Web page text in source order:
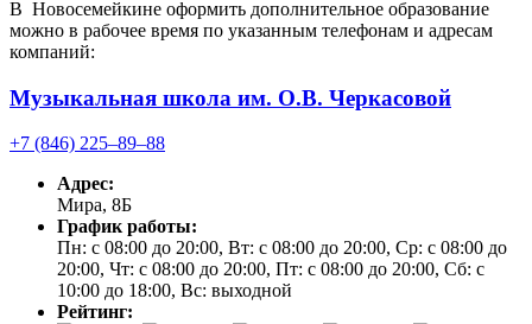
В Новосемейкине оформить дополнительное образование
можно в рабочее время по указанным телефонам и адресам
компаний:
Музыкальная школа им. О.В. Черкасовой
+7 (846) 225‒89‒88
Адрес:
Мира, 8Б
График работы:
Пн: с 08:00 до 20:00, Вт: с 08:00 до 20:00, Ср: с 08:00 до
20:00, Чт: с 08:00 до 20:00, Пт: с 08:00 до 20:00, Сб: с
10:00 до 18:00, Вс: выходной
Рейтинг: